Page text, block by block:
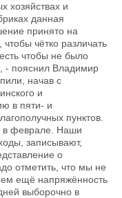
хозяйствах и
данная
принято на
чётко различать
чтобы не было
- пояснил Владимир
начав с
и
в пяти- и
пунктов.
в феврале. Наши
записывают,
о
отметить, что мы не
ещё напряжённость
выборочно в